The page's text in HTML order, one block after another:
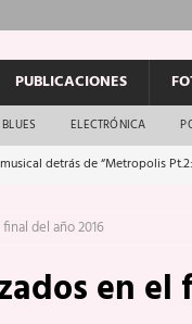
PUBLICACIONES
ELECTRÓNICA
detrás de “Metropolis
en buenas manos
saludan
del año 2016
en el